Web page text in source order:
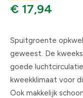
€ 17,94
Spuitgroente
geweest. De
goede
kweekklimaat voor
Ook makkelijk